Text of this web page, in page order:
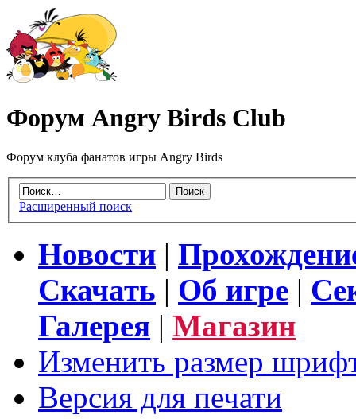
Форум Angry Birds Club
Форум клуба фанатов игры Angry Birds
Расширенный поиск
Новости |
Скачать | Об игре |
Галерея | Магазин
Изменить размер
Версия для печати